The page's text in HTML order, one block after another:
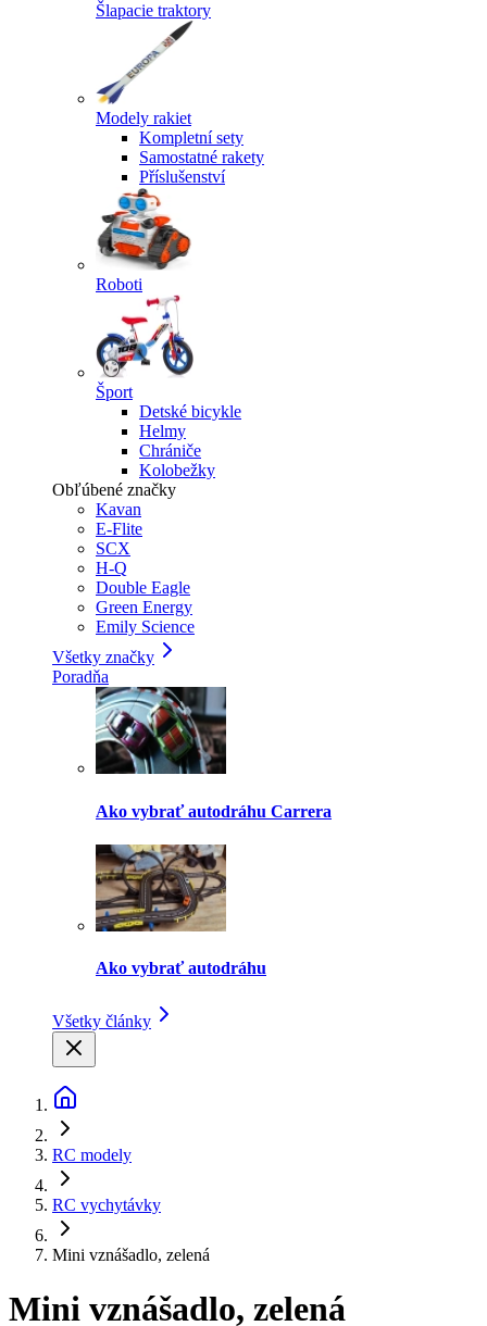
Šlapacie traktory
Modely rakiet
Kompletní sety
Samostatné rakety
Příslušenství
Roboti
Šport
Detské bicykle
Helmy
Chrániče
Kolobežky
Obľúbené značky
Kavan
E-Flite
SCX
H-Q
Double Eagle
Green Energy
Emily Science
Všetky značky
Poradňa
Ako vybrať autodráhu Carrera
Ako vybrať autodráhu
Všetky články
RC modely
RC vychytávky
Mini vznášadlo, zelená
Mini vznášadlo, zelená